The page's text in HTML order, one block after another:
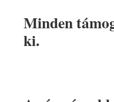
Minden
ki.